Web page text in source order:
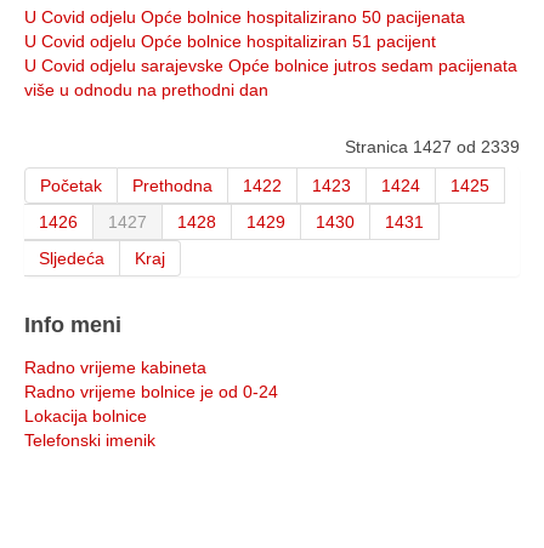
U Covid odjelu Opće bolnice hospitalizirano 50 pacijenata
U Covid odjelu Opće bolnice hospitaliziran 51 pacijent
U Covid odjelu sarajevske Opće bolnice jutros sedam pacijenata
više u odnodu na prethodni dan
Stranica 1427 od 2339
Početak
Prethodna 1422 1423 1424
1425
1426
1427 1428 1429 1430
1431
Sljedeća
Kraj
Info meni
Radno vrijeme kabineta
Radno vrijeme bolnice je od 0-24
Lokacija bolnice
Telefonski imenik